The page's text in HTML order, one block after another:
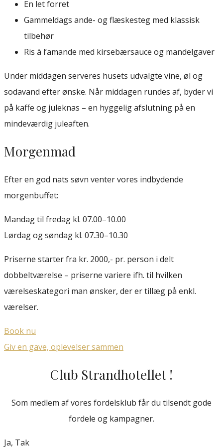
En let forret
Gammeldags ande- og flæskesteg med klassisk
tilbehør
Ris à l’amande med kirsebærsauce og mandelgaver
Under middagen serveres husets udvalgte vine, øl og
sodavand efter ønske. Når middagen rundes af, byder vi
på kaffe og juleknas – en hyggelig afslutning på en
mindeværdig juleaften.
Morgenmad
Efter en god nats søvn venter vores indbydende
morgenbuffet:
Mandag til fredag kl. 07.00–10.00
Lørdag og søndag kl. 07.30–10.30
Priserne starter fra kr. 2000,- pr. person i delt
dobbeltværelse – priserne variere ifh. til hvilken
værelseskategori man ønsker, der er tillæg på enkl.
værelser.
Book nu
Giv en gave, oplevelser sammen
Club Strandhotellet !
Som medlem af vores fordelsklub får du tilsendt gode
fordele og kampagner.
Ja, Tak